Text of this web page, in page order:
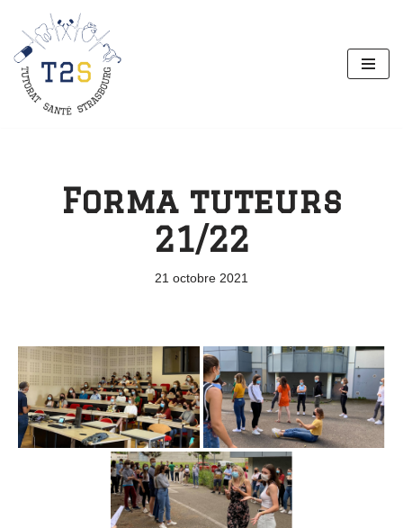
Aller
au
contenu
Forma tuteurs
21/22
21 octobre 2021